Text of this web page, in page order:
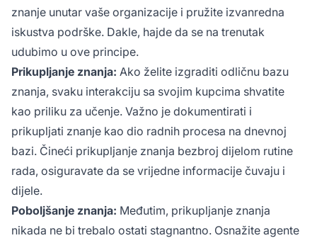
znanje unutar vaše organizacije i pružite izvanredna
iskustva podrške. Dakle, hajde da se na trenutak
udubimo u ove principe.
Prikupljanje znanja: Ako želite izgraditi odličnu bazu
znanja, svaku interakciju sa svojim kupcima shvatite
kao priliku za učenje. Važno je dokumentirati i
prikupljati znanje kao dio radnih procesa na dnevnoj
bazi. Čineći prikupljanje znanja bezbroj dijelom rutine
rada, osiguravate da se vrijedne informacije čuvaju i
dijele.
Poboljšanje znanja: Međutim, prikupljanje znanja
nikada ne bi trebalo ostati stagnantno. Osnažite agente